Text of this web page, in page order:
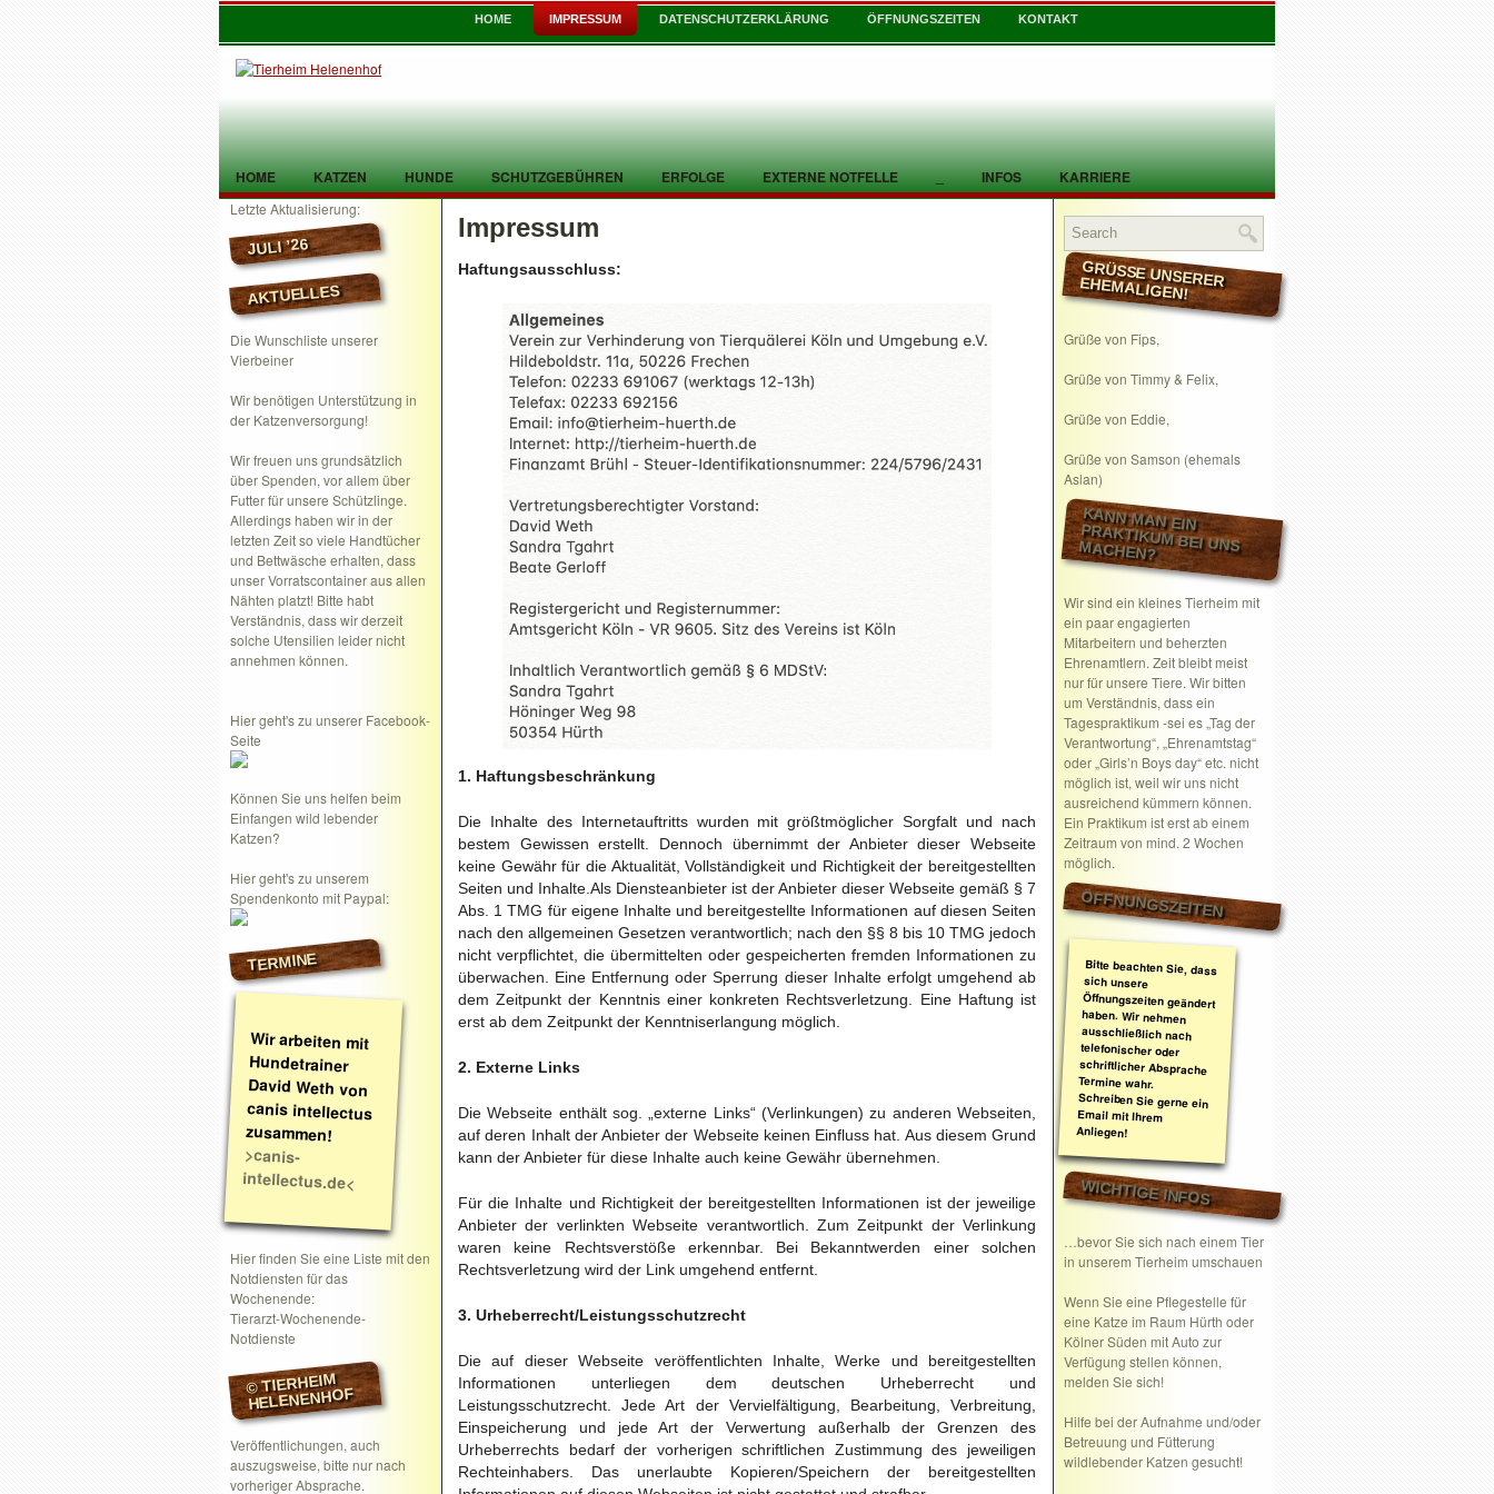
HOME IMPRESSUM DATENSCHUTZERKLÄRUNG ÖFFNUNGSZEITEN KONTAKT
HOME KATZEN HUNDE SCHUTZGEBÜHREN ERFOLGE EXTERNE NOTFELLE _ INFOS KARRIERE
TIER GEFUNDEN KONTAKT
Letzte Aktualisierung:
JULI ’26
AKTUELLES
Die Wunschliste unserer
Vierbeiner
Wir benötigen Unterstützung in
der Katzenversorgung!
Wir freuen uns grundsätzlich
über Spenden, vor allem über
Futter für unsere Schützlinge.
Allerdings haben wir in der
letzten Zeit so viele Handtücher
und Bettwäsche erhalten, dass
unser Vorratscontainer aus allen
Nähten platzt! Bitte habt
Verständnis, dass wir derzeit
solche Utensilien leider nicht
annehmen können.
Hier geht's zu unserer Facebook-
Seite
Können Sie uns helfen beim
Einfangen wild lebender
Katzen?
Hier geht's zu unserem
Spendenkonto mit Paypal:
TERMINE
Wir arbeiten mit
Hundetrainer
David Weth von
canis intellectus
zusammen!
>canis-
intellectus.de<
Hier finden Sie eine Liste mit den
Notdiensten für das
Wochenende:
Tierarzt-Wochenende-
Notdienste
© TIERHEIM
HELENENHOF
Veröffentlichungen, auch
auszugsweise, bitte nur nach
vorheriger Absprache.
Impressum
Haftungsausschluss:
1. Haftungsbeschränkung
Die Inhalte des Internetauftritts wurden mit größtmöglicher Sorgfalt und nach
bestem Gewissen erstellt. Dennoch übernimmt der Anbieter dieser Webseite
keine Gewähr für die Aktualität, Vollständigkeit und Richtigkeit der bereitgestellten
Seiten und Inhalte.Als Diensteanbieter ist der Anbieter dieser Webseite gemäß § 7
Abs. 1 TMG für eigene Inhalte und bereitgestellte Informationen auf diesen Seiten
nach den allgemeinen Gesetzen verantwortlich; nach den §§ 8 bis 10 TMG jedoch
nicht verpflichtet, die übermittelten oder gespeicherten fremden Informationen zu
überwachen. Eine Entfernung oder Sperrung dieser Inhalte erfolgt umgehend ab
dem Zeitpunkt der Kenntnis einer konkreten Rechtsverletzung. Eine Haftung ist
erst ab dem Zeitpunkt der Kenntniserlangung möglich.
2. Externe Links
Die Webseite enthält sog. „externe Links“ (Verlinkungen) zu anderen Webseiten,
auf deren Inhalt der Anbieter der Webseite keinen Einfluss hat. Aus diesem Grund
kann der Anbieter für diese Inhalte auch keine Gewähr übernehmen.
Für die Inhalte und Richtigkeit der bereitgestellten Informationen ist der jeweilige
Anbieter der verlinkten Webseite verantwortlich. Zum Zeitpunkt der Verlinkung
waren keine Rechtsverstöße erkennbar. Bei Bekanntwerden einer solchen
Rechtsverletzung wird der Link umgehend entfernt.
3. Urheberrecht/Leistungsschutzrecht
Die auf dieser Webseite veröffentlichten Inhalte, Werke und bereitgestellten
Informationen unterliegen dem deutschen Urheberrecht und
Leistungsschutzrecht. Jede Art der Vervielfältigung, Bearbeitung, Verbreitung,
Einspeicherung und jede Art der Verwertung außerhalb der Grenzen des
Urheberrechts bedarf der vorherigen schriftlichen Zustimmung des jeweiligen
Rechteinhabers. Das unerlaubte Kopieren/Speichern der bereitgestellten
GRÜSSE UNSERER EHEMALIGEN!
Grüße von Fips,
Grüße von Timmy & Felix,
Grüße von Eddie,
Grüße von Samson (ehemals
Aslan)
KANN MAN EIN
PRAKTIKUM BEI UNS MACHEN?
Wir sind ein kleines Tierheim mit
ein paar engagierten
Mitarbeitern und beherzten
Ehrenamtlern. Zeit bleibt meist
nur für unsere Tiere. Wir bitten
um Verständnis, dass ein
Tagespraktikum -sei es „Tag der
Verantwortung“, „Ehrenamtstag“
oder „Girls’n Boys day“ etc. nicht
möglich ist, weil wir uns nicht
ausreichend kümmern können.
Ein Praktikum ist erst ab einem
Zeitraum von mind. 2 Wochen
möglich.
ÖFFNUNGSZEITEN
Bitte beachten Sie, dass
sich unsere
Öffnungszeiten geändert
haben. Wir nehmen
ausschließlich nach
telefonischer oder
schriftlicher Absprache
Termine wahr.
Schreiben Sie gerne ein
Email mit Ihrem
Anliegen!
WICHTIGE INFOS
…bevor Sie sich nach einem Tier
in unserem Tierheim umschauen
Wenn Sie eine Pflegestelle für
eine Katze im Raum Hürth oder
Kölner Süden mit Auto zur
Verfügung stellen können,
melden Sie sich!
Hilfe bei der Aufnahme und/oder
Betreuung und Fütterung
wildlebender Katzen gesucht!